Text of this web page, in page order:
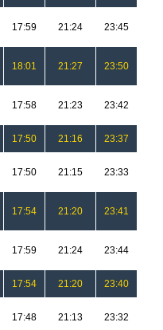
17:59 21:24 23:45
18:01 21:27 23:50
17:58 21:23 23:42
17:50 21:16 23:37
17:50 21:15 23:33
17:54 21:20 23:41
17:59 21:24 23:44
17:54 21:20 23:40
17:48 21:13 23:32